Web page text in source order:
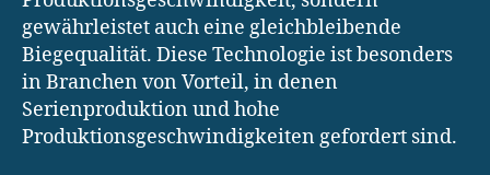
gewährleistet auch eine gleichbleibende
Biegequalität. Diese Technologie ist besonders
in Branchen von Vorteil, in denen
Serienproduktion und hohe
Produktionsgeschwindigkeiten gefordert sind.